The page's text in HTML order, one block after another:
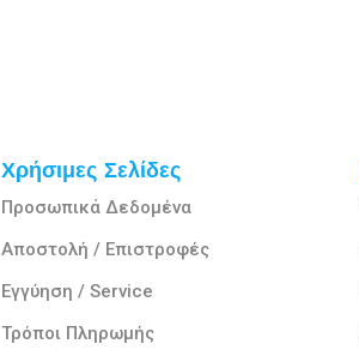
Χρήσιμες Σελίδες
Προσωπικά Δεδομένα
Αποστολή / Επιστροφές
Εγγύηση / Service
Τρόποι Πληρωμής